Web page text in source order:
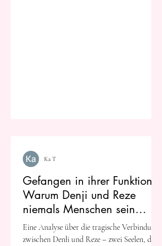
Gefangen in ihrer Funktion:
Warum Denji und Reze
niemals Menschen sein
konnten
Eine Analyse über die tragische Verbindung
zwischen Denłi und Reze – zwei Seelen, die
Ka T